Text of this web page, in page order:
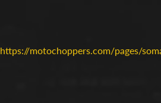
https://motochoppers.com/pages/